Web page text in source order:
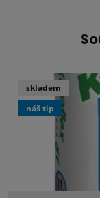
skladem
náš tip